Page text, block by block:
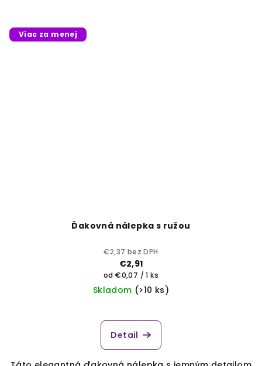
Viac za menej
Ďakovná nálepka s ružou
€2,37 bez DPH
€2,91
Jednotková
cena:
od €0,07 / 1 ks
Skladom (>10 ks)
hodnotenie
produktu
Detail